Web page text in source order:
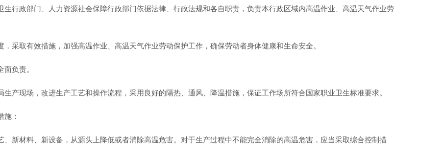
行政部门、人力资源社会保障行政部门依据法律、行政法规和各自职责，负责本行政区域内高温作业、高温天气作业劳
采取有效措施，加强高温作业、高温天气作业劳动保护工作，确保劳动者身体健康和生命安全。
负责。
产现场，改进生产工艺和操作流程，采用良好的隔热、通风、降温措施，保证工作场所符合国家职业卫生标准要求。
施：
、新材料、新设备，从源头上降低或者消除高温危害。对于生产过程中不能完全消除的高温危害，应当采取综合控制措